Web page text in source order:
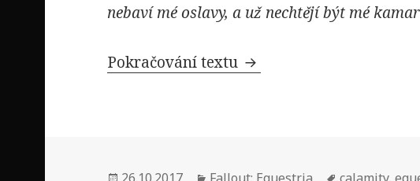
nebaví mé oslavy, a už nechtějí být mé
Pokračování textu Fallout: Equestria –